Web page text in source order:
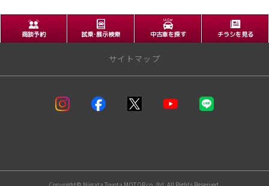
商談予約 試乗･展示検索 中古車を探す チラシを見る
サイトマップ